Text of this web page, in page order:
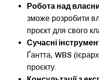
Робота над
зможе розробити
проєкт для свого
Сучасні
Ґантта, WBS
проєкту.